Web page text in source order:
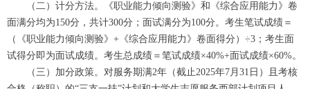
（二）计分方法。《职业能力倾向测验》和《综合应用能力》卷
面满分均为150分，共计300分；面试满分为100分。考生笔试成绩＝
（《职业能力倾向测验》+《综合应用能力》卷面得分）÷3；考生面
试得分即为面试成绩。考生总成绩＝笔试成绩×40%+面试成绩×60%。
（三）加分政策。对服务期满2年（截止2025年7月31日）且考核